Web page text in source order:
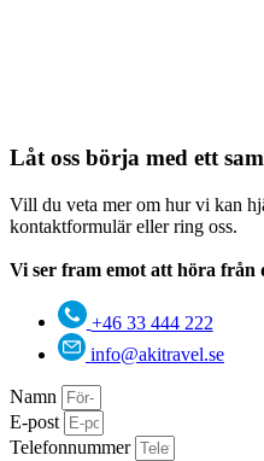
Låt oss börja med ett
Vill du veta mer om hur vi kan
kontaktformulär eller ring oss.
Vi ser fram emot att höra från
+46 33 444 222
info@akitravel.se
Namn
E-post
Telefonnummer